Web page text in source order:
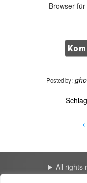
Browser
Posted by:
All rights